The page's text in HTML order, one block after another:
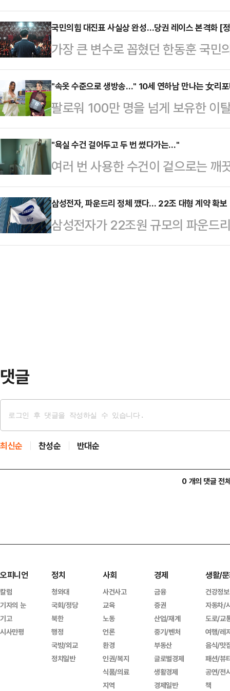
카드 폐기는 사실은 아주 쉬운 결정
가사도우미나 배달원에게 행한 사
실의 가족이자 입법 작업 동료들을
를 요구했고, 자기가 부임하기로 된
원 해결을 압박하며 폭언과 예산
다.이러면 잘라내기가 하나도 어렵
철회가 정 야박했다…
국민의힘 대진표 사실상 완성…당권 레이스 본격화 [
가장 큰 변수로 꼽혔던 한동훈 국민
전당대회 대진표의 윤곽이 한층 뚜
터 시작되지만 핵심 인사의 깜짝 출
세하다.이 가운데 한국사 강사 출신
바 '친길(친전한길)'의 김문수·장동
철수·조경태 후보, 그리고 양측의
략으로 본격적인 표심 공략에 나설
문수·장동혁 …
"속옷 수준으로 생방송…" 10세 연하남 만나는 女리
팔로워 100만 명을 넘게 보유한 이
나의 과한 노출 의상이 화제의 중
에 따르면 엘레오노라 인카르도나
스타디움에서 열린 PSG와 바이에
착용했다.공개된 사진에 따르면 인
트와 브라톱 차림(사진 왼쪽)으로
셜미디어(SNS)에 공유돼 화제를
태의 상의 차림은 과하…
"욕실 수건 걸어두고 두 번 썼다가는…"
여러 번 사용한 수건이 겉으로는 깨
결과가 나왔다.프림로즈 프리스톤
일(현지시간) 영국 매체 데일리메
용한 후 세탁하는 게 좋다"고 밝혔
깨끗한 수건도 더 이상 깨끗하지 않
삼성전자, 파운드리 정체 깼다… 22조 대형 계약 확보
삼성전자가 22조원 규모의 파운드
다.삼성전자는 28일 글로벌 대형
댓글
최신순 찬성순 반대순
0 개의 댓글 전
오피니언
칼럼
기자의 눈
기고
시사만평
정치
청와대
국회/정당
북한
행정
국방/외교
정치일반
사회
사건사고
교육
노동
언론
환경
인권/복지
식품/의료
지역
경제
금융
증권
산업/재계
중기/벤처
부동산
글로벌경제
생활경제
경제일반
생활/
건강정보
자동차/
도로/교
여행/레
음식/맛
패션/뷰
공연/전
책